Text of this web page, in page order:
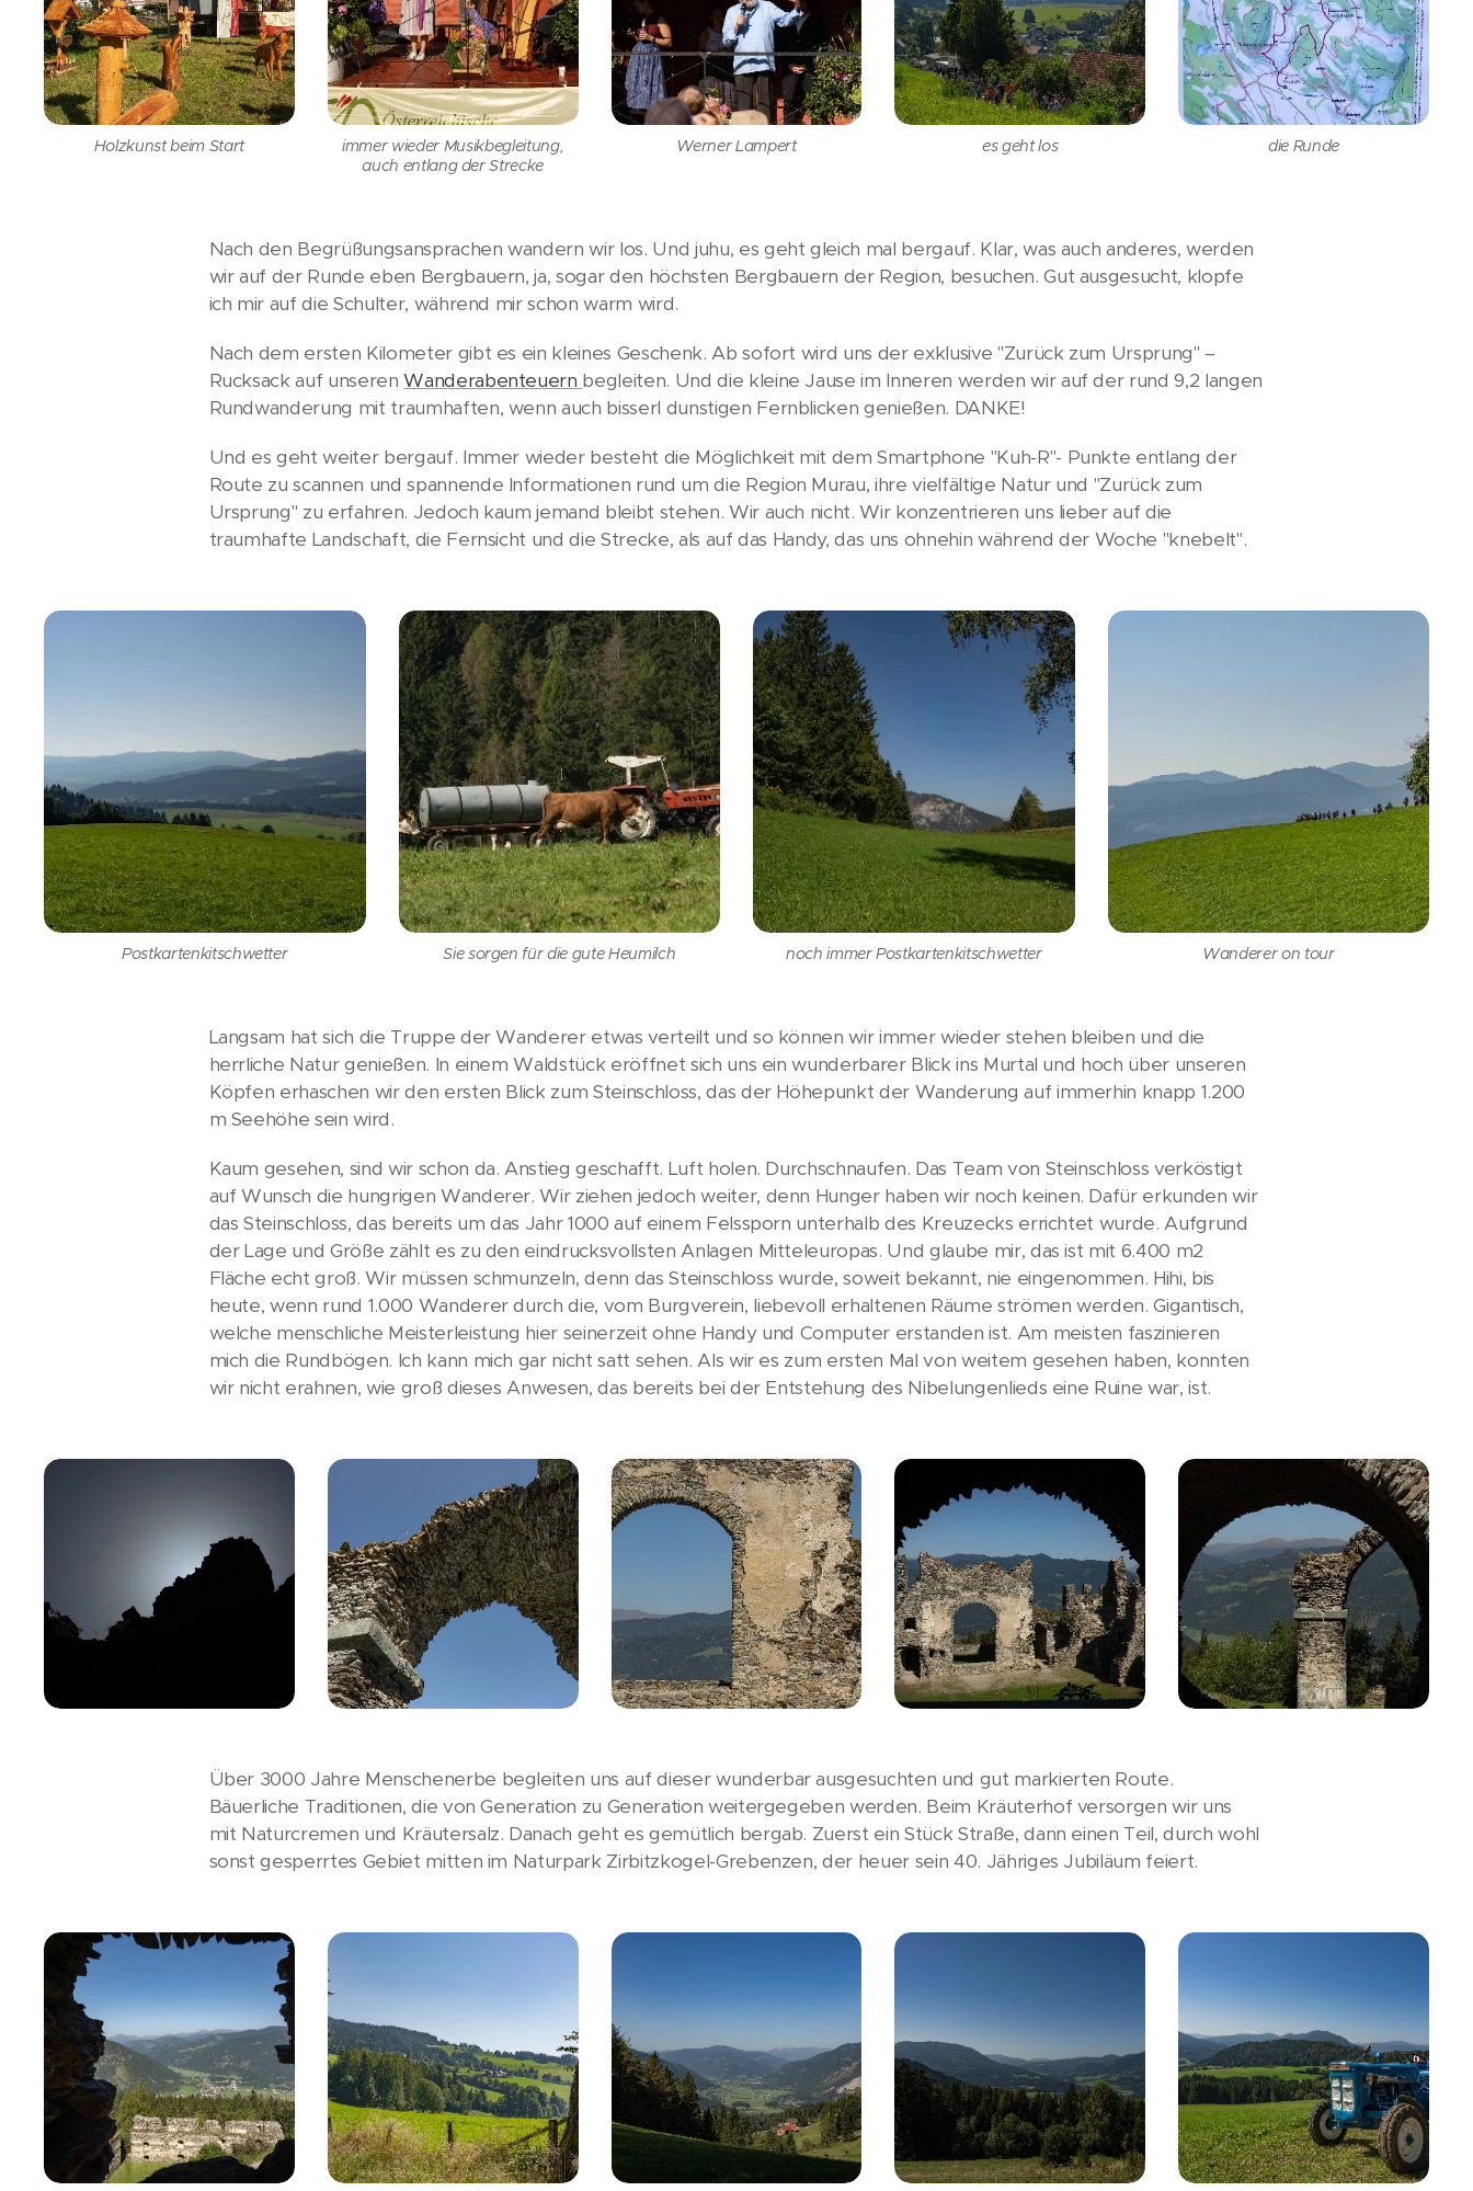
Holzkunst beim Start
immer wieder Musikbegleitung,
auch entlang der Strecke
Werner Lampert es geht los die Runde
Nach den Begrüßungsansprachen wandern wir los. Und juhu, es geht gleich mal bergauf. Klar, was auch anderes, werden
wir auf der Runde eben Bergbauern, ja, sogar den höchsten Bergbauern der Region, besuchen. Gut ausgesucht, klopfe
ich mir auf die Schulter, während mir schon warm wird.
Nach dem ersten Kilometer gibt es ein kleines Geschenk. Ab sofort wird uns der exklusive "Zurück zum Ursprung" –
Rucksack auf unserenWanderabenteuern begleiten. Und die kleine Jause im Inneren werden wir auf der rund 9,2 langen
Rundwanderung mit traumhaften, wenn auch bisserl dunstigen Fernblicken genießen. DANKE!
Und es geht weiter bergauf. Immer wieder besteht die Möglichkeit mit dem Smartphone "Kuh-R"- Punkte entlang der
Route zu scannen und spannende Informationen rund um die Region Murau, ihre vielfältige Natur und "Zurück zum
Ursprung" zu erfahren. Jedoch kaum jemand bleibt stehen. Wir auch nicht. Wir konzentrieren uns lieber auf die
traumhafte Landschaft, die Fernsicht und die Strecke, als auf das Handy, das uns ohnehin während der Woche "knebelt".
Postkartenkitschwetter Sie sorgen für die gute Heumilch noch immer Postkartenkitschwetter Wanderer on tour
Langsam hat sich die Truppe der Wanderer etwas verteilt und so können wir immer wieder stehen bleiben und die
herrliche Natur genießen. In einem Waldstück eröffnet sich uns ein wunderbarer Blick ins Murtal und hoch über unseren
Köpfen erhaschen wir den ersten Blick zum Steinschloss, das der Höhepunkt der Wanderung auf immerhin knapp 1.200
m Seehöhe sein wird.
Kaum gesehen, sind wir schon da. Anstieg geschafft. Luft holen. Durchschnaufen. Das Team von Steinschloss verköstigt
auf Wunsch die hungrigen Wanderer. Wir ziehen jedoch weiter, denn Hunger haben wir noch keinen. Dafür erkunden wir
das Steinschloss, das bereits um das Jahr 1000 auf einem Felssporn unterhalb des Kreuzecks errichtet wurde. Aufgrund
der Lage und Größe zählt es zu den eindrucksvollsten Anlagen Mitteleuropas. Und glaube mir, das ist mit 6.400 m2
Fläche echt groß. Wir müssen schmunzeln, denn das Steinschloss wurde, soweit bekannt, nie eingenommen. Hihi, bis
heute, wenn rund 1.000 Wanderer durch die, vom Burgverein, liebevoll erhaltenen Räume strömen werden. Gigantisch,
welche menschliche Meisterleistung hier seinerzeit ohne Handy und Computer erstanden ist. Am meisten faszinieren
mich die Rundbögen. Ich kann mich gar nicht satt sehen. Als wir es zum ersten Mal von weitem gesehen haben, konnten
wir nicht erahnen, wie groß dieses Anwesen, das bereits bei der Entstehung des Nibelungenlieds eine Ruine war, ist.
Über 3000 Jahre Menschenerbe begleiten uns auf dieser wunderbar ausgesuchten und gut markierten Route.
Bäuerliche Traditionen, die von Generation zu Generation weitergegeben werden. Beim Kräuterhof versorgen wir uns
mit Naturcremen und Kräutersalz. Danach geht es gemütlich bergab. Zuerst ein Stück Straße, dann einen Teil, durch wohl
sonst gesperrtes Gebiet mitten im Naturpark Zirbitzkogel-Grebenzen, der heuer sein 40. Jähriges Jubiläum feiert.